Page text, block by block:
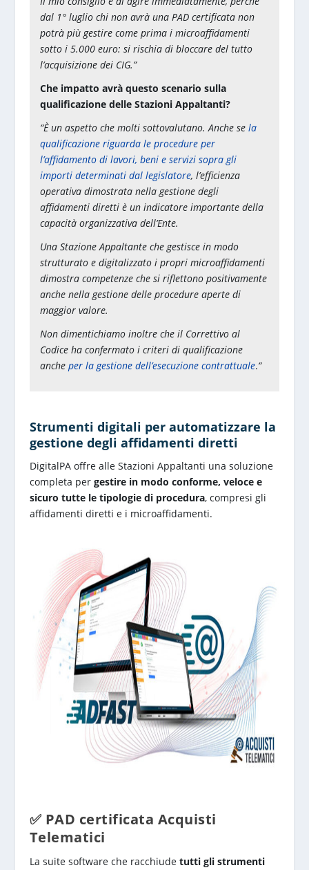
dal 1° luglio chi non avrà una PAD certificata non
potrà più gestire come prima i microaffidamenti
sotto i 5.000 euro: si rischia di bloccare del tutto
l’acquisizione dei CIG.”
Che impatto avrà questo scenario sulla
qualificazione delle Stazioni Appaltanti?
“È un aspetto che molti sottovalutano. Anche se la
qualificazione riguarda le procedure per
l’affidamento di lavori, beni e servizi sopra gli
importi determinati dal legislatore, l’efficienza
operativa dimostrata nella gestione degli
affidamenti diretti è un indicatore importante della
capacità organizzativa dell’Ente.
Una Stazione Appaltante che gestisce in modo
strutturato e digitalizzato i propri microaffidamenti
dimostra competenze che si riflettono positivamente
anche nella gestione delle procedure aperte di
maggior valore.
Non dimentichiamo inoltre che il Correttivo al
Codice ha confermato i criteri di qualificazione
anche per la gestione dell’esecuzione contrattuale.“
Strumenti digitali per automatizzare la
gestione degli affidamenti diretti
DigitalPA offre alle Stazioni Appaltanti una soluzione
completa per gestire in modo conforme, veloce e
sicuro tutte le tipologie di procedura, compresi gli
affidamenti diretti e i microaffidamenti.
✅ PAD certificata Acquisti
Telematici
La suite software che racchiude tutti gli strumenti